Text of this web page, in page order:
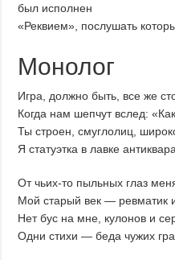
был исполнен
«Реквием», послушать
Монолог
Игра, должно быть, все же
Когда нам шепчут вслед:
Ты строен, смуглолиц,
Я статуэтка в лавке антиквара.
От чьих-то пыльных глаз
Мой старый век — ревматик
Нет бус на мне, кулонов и
Одни стихи — беда чужих